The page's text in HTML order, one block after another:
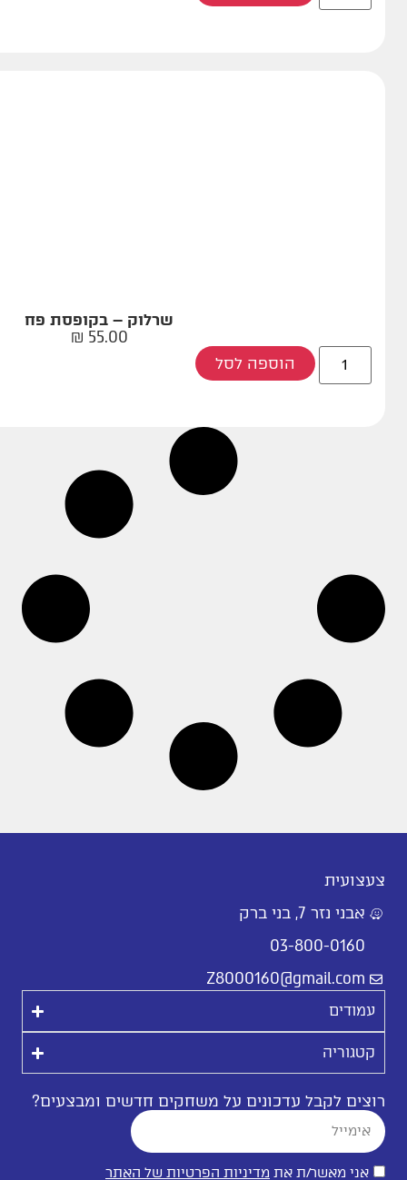
שרלוק – בקופסת פח
55.00
₪
הוספה לסל
צעצועית
אבני נזר 7, בני ברק
03-800-0160
Z8000160@gmail.com
עמודים
קטגוריה
רוצים לקבל עדכונים על משחקים חדשים ומבצעים?
אני מאשר/ת את מדיניות הפרטיות של האתר